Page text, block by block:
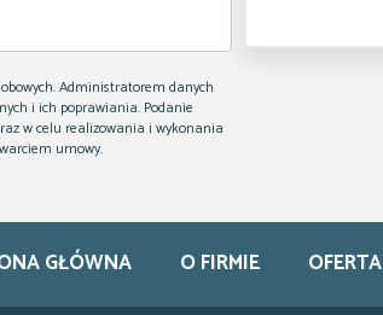
Administratorem danych
i ich poprawiania. Podanie
w celu realizowania i wykonania
umowy.
GŁÓWNA O FIRMIE OFERTA